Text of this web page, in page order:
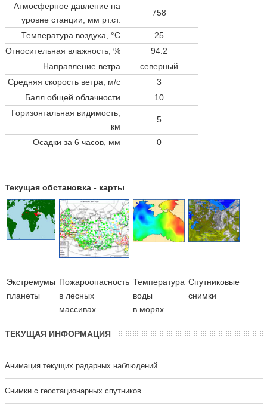
Атмосферное давление на
уровне станции, мм рт.ст.
758
Температура воздуха, °C
25
Относительная влажность, %
94.2
Направление ветра
северный
Средняя скорость ветра, м/с
3
Балл общей облачности
10
Горизонтальная видимость,
км
5
Осадки за 6 часов, мм 0
Текущая обстановка - карты
Экстремумы
планеты
Пожароопасность
в лесных
массивах
Температура
воды
в морях
Cпутниковые
снимки
ТЕКУЩАЯ ИНФОРМАЦИЯ
Анимация текущих радарных наблюдений
Cнимки с геостационарных спутников